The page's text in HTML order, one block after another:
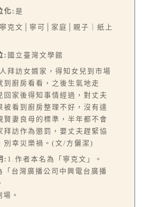
化:是
寧克文│寧可│家庭│親子｜紙上
: 國立臺灣文學館
拜訪女婿家，得知女兒到市場
到廚房看看，之後生氣地走
回家後得知事情經過，對丈夫
被看到廚房整理不好，沒有達
賢妻良母的標準，半年都不會
拜訪作為懲罰，要丈夫趕緊協
別幸災樂禍。(文/方儷潔)
: 1.作者本名為「寧克文」。
「台灣廣播公司中興電台廣播
。